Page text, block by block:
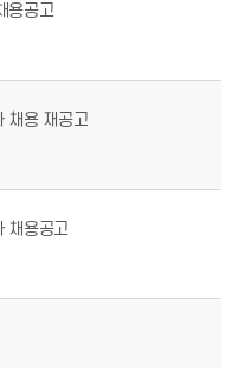
용공고
채용 재공고
채용공고